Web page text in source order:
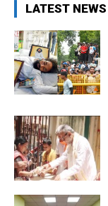
LATEST NEWS